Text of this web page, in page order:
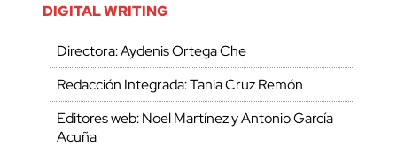
DIGITAL WRITING
Directora: Aydenis Ortega Che
Redacción Integrada: Tania Cruz Remón
Editores web: Noel Martínez y Antonio García
Acuña